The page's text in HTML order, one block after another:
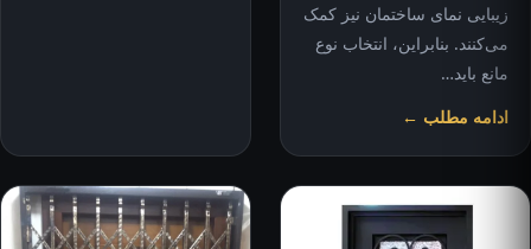
زیبایی نمای ساختمان نیز کمک
می‌کنند. بنابراین، انتخاب نوع
مانع باید…
ادامه مطلب ←